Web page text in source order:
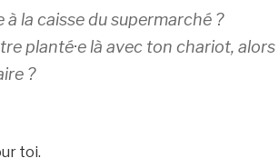
à la caisse du supermarché ?
planté·e là avec ton chariot, alors
?
toi.